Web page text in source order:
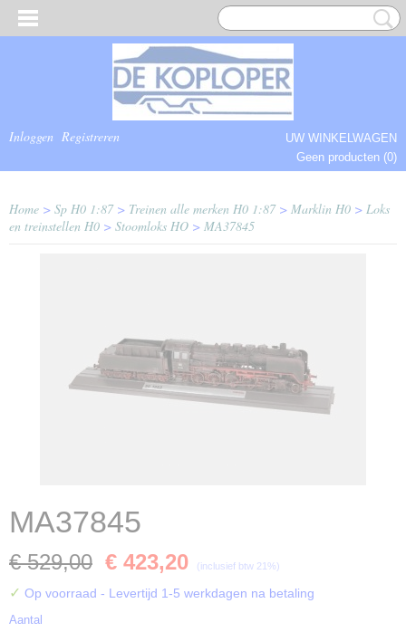
Inloggen Registreren
UW WINKELWAGEN
Geen producten (0)
Home > Sp H0 1:87> Treinen alle merken H0 1:87> Marklin H0 > Loks
en treinstellen H0 > Stoomloks HO > MA37845
MA37845
€ 529,00 € 423,20 (inclusief btw 21%)
✓ Op voorraad - Levertijd 1-5 werkdagen na betaling
Aantal